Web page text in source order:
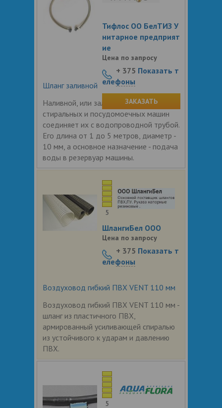
Шланг заливной
Наливной, или заливной шланг для
стиральных и посудомоечных машин
соединяет их с водопроводной трубой.
Его длина от 1 до 5 метров, диаметр -
10 мм, а основное назначение - подача
воды в резервуар машины.
Тифлос ОО БелТИЗ У
нитарное предприят
ие
Цена по запросу
+ 375 Показать т
елефоны
ЗАКАЗАТЬ
Воздуховод гибкий ПВХ VENT 110 мм
Воздуховод гибкий ПВХ VENT 110 мм -
шланг из пластичного ПВХ,
армированный усиливающей спиралью
из устойчивого к ударам и давлению
ПВХ.
5
ШлангиБел ООО
Цена по запросу
+ 375 Показать т
елефоны
5